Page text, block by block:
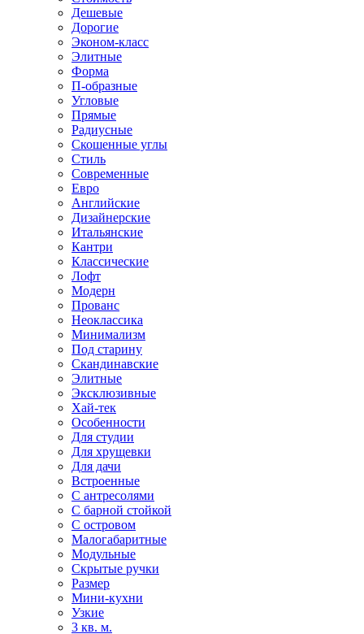
Дешевые
Дорогие
Эконом-класс
Элитные
Форма
П-образные
Угловые
Прямые
Радиусные
Скошенные углы
Стиль
Современные
Евро
Английские
Дизайнерские
Итальянские
Кантри
Классические
Лофт
Модерн
Прованс
Неоклассика
Минимализм
Под старину
Скандинавские
Элитные
Эксклюзивные
Хай-тек
Особенности
Для студии
Для хрущевки
Для дачи
Встроенные
С антресолями
С барной стойкой
С островом
Малогабаритные
Модульные
Скрытые ручки
Размер
Мини-кухни
Узкие
3 кв. м.